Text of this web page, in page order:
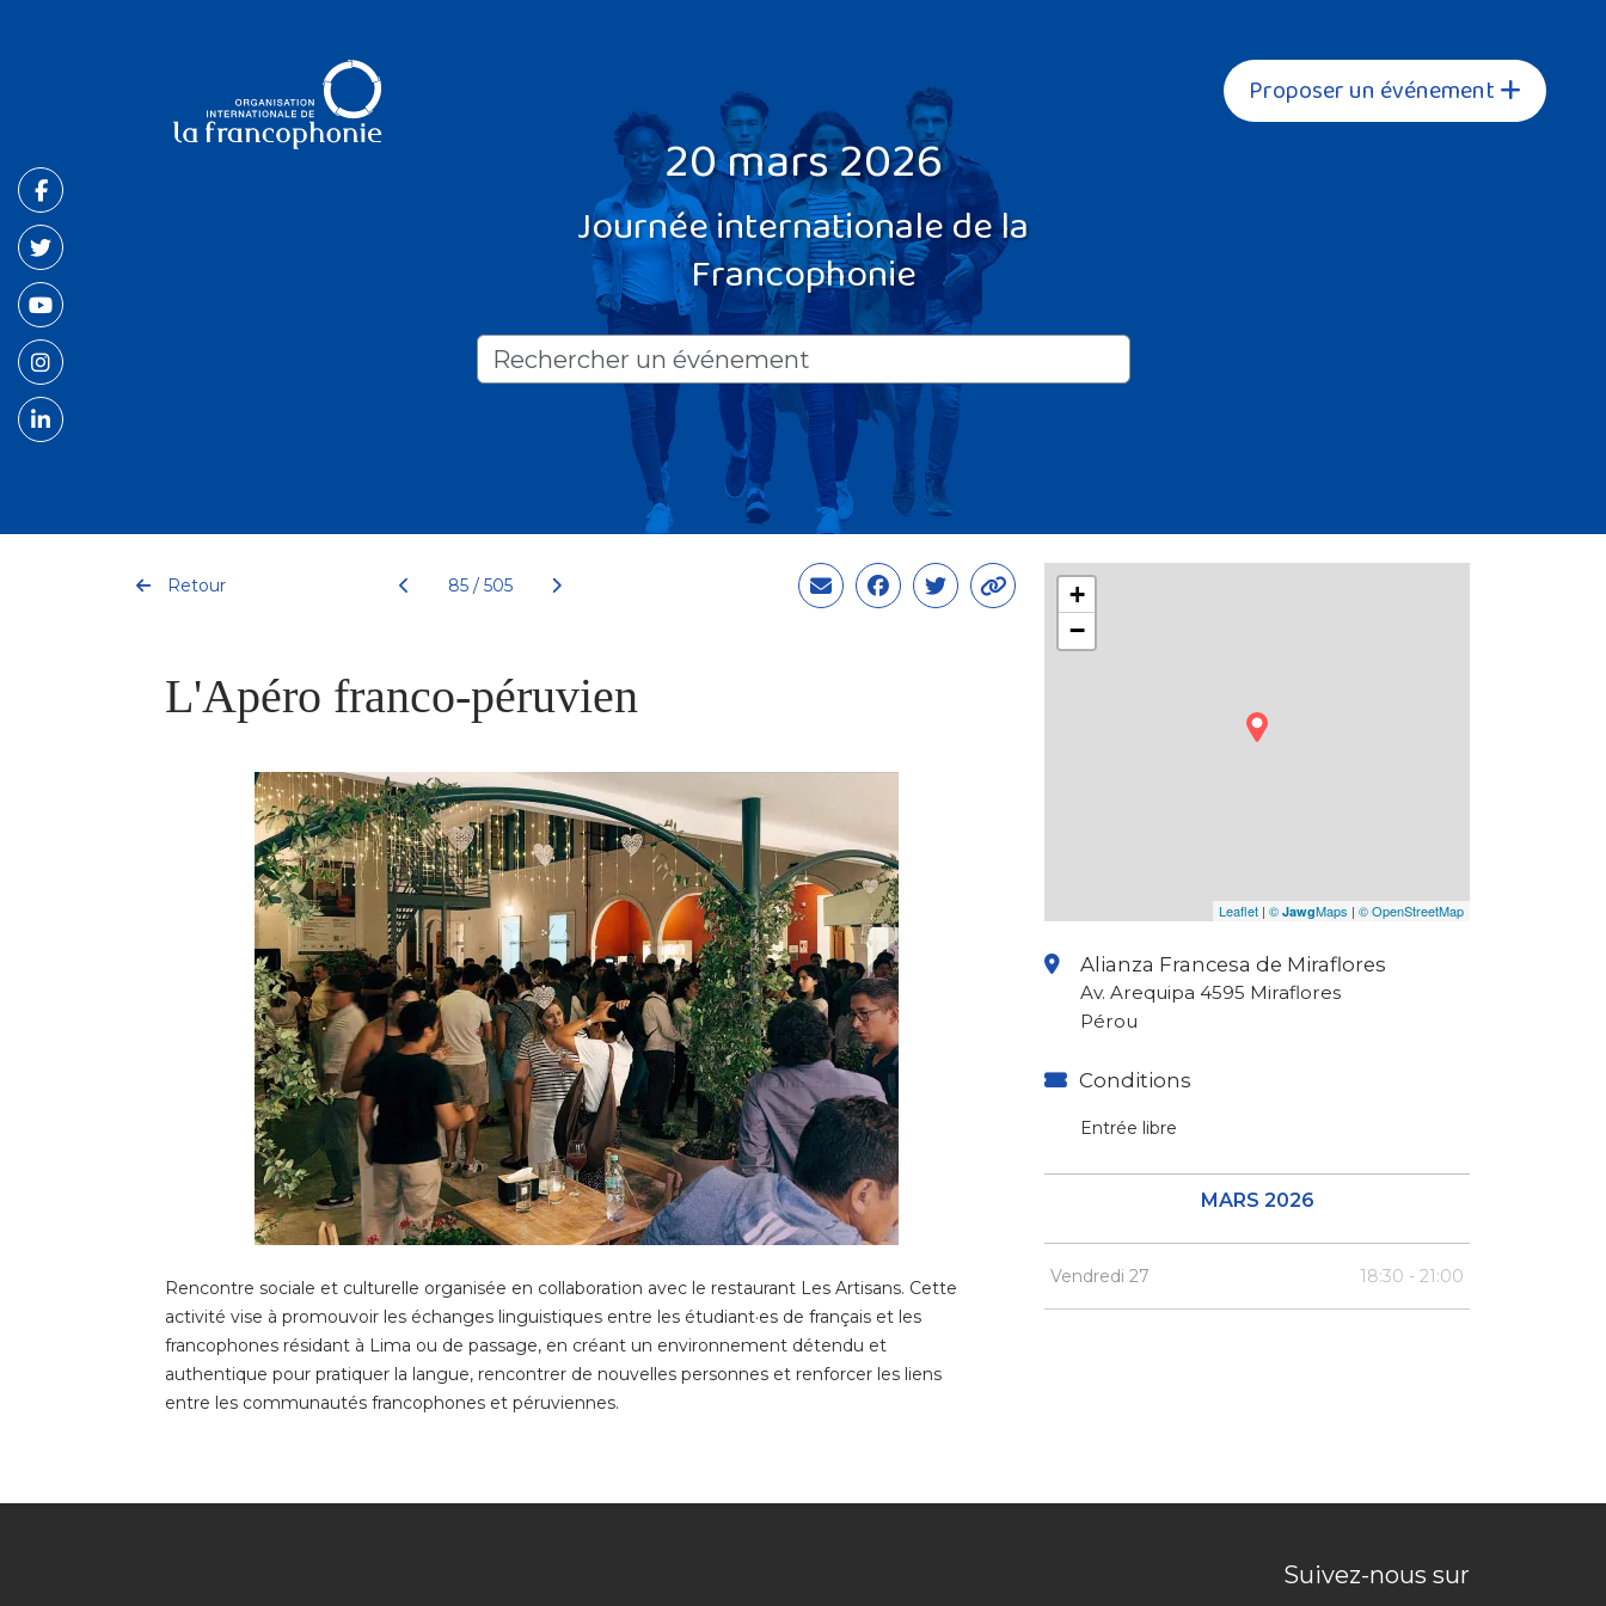
Proposer un événement
20 mars 2026
Journée internationale de la
Francophonie
Retour 85 / 505
L'Apéro franco-péruvien
Rencontre sociale et culturelle organisée en collaboration avec le restaurant Les Artisans. Cette
activité vise à promouvoir les échanges linguistiques entre les étudiant·es de français et les
francophones résidant à Lima ou de passage, en créant un environnement détendu et
authentique pour pratiquer la langue, rencontrer de nouvelles personnes et renforcer les liens
entre les communautés francophones et péruviennes.
+
−
Leaflet | © JawgMaps | © OpenStreetMap
Alianza Francesa de Miraflores
Av. Arequipa 4595 Miraflores
Pérou
Conditions
Entrée libre
MARS 2026
Vendredi 27 18:30 - 21:00
Suivez-nous sur